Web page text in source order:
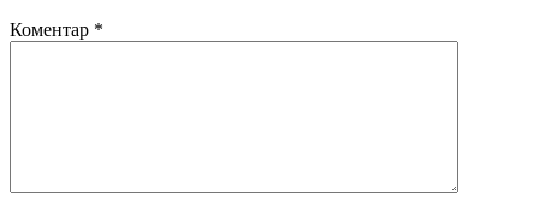
Коментар *